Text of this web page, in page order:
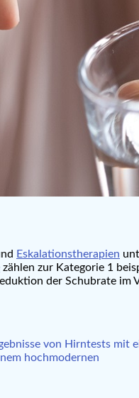
Eskalationstherapien
zählen zur Kategorie 1
der Schubrate